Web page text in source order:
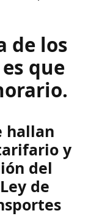
de los
que
hallan
y
del
de